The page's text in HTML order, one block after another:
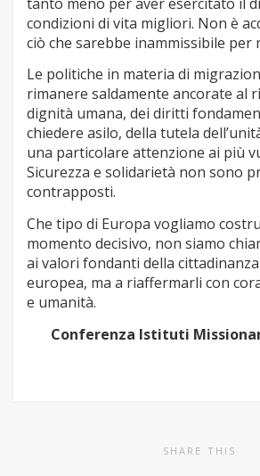
condizioni di vita migliori. Non è
ciò che sarebbe inammissibile per
Le politiche in materia di
rimanere saldamente ancorate al
dignità umana, dei diritti
chiedere asilo, della tutela
una particolare attenzione ai più
Sicurezza e solidarietà non sono
contrapposti.
Che tipo di Europa vogliamo
momento decisivo, non siamo
ai valori fondanti della
europea, ma a riaffermarli con
e umanità.
Conferenza Istituti
SHARE THIS